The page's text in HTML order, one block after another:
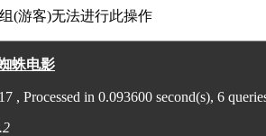
(游客)无法进行此操作
蛛电影
, Processed in 0.093600 second(s), 6